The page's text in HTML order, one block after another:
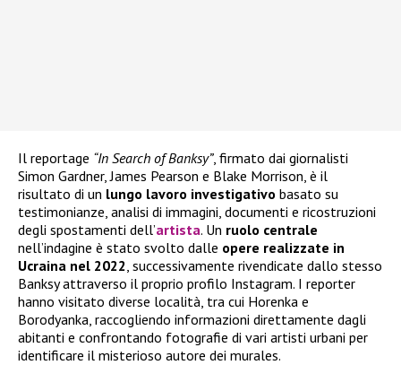
Il reportage “In Search of Banksy”, firmato dai giornalisti
Simon Gardner, James Pearson e Blake Morrison, è il
risultato di un lungo lavoro investigativo basato su
testimonianze, analisi di immagini, documenti e ricostruzioni
degli spostamenti dell’artista. Un ruolo centrale
nell’indagine è stato svolto dalle opere realizzate in
Ucraina nel 2022 , successivamente rivendicate dallo stesso
Banksy attraverso il proprio profilo Instagram. I reporter
hanno visitato diverse località, tra cui Horenka e
Borodyanka, raccogliendo informazioni direttamente dagli
abitanti e confrontando fotografie di vari artisti urbani per
identificare il misterioso autore dei murales.